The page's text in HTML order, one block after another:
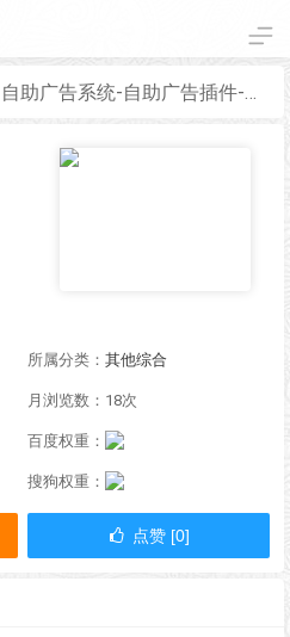
自助广告系统-自助广告插件-自助广告源码
所属分类： 其他综合
月浏览数：18次
百度权重：
搜狗权重：
点赞 [0]